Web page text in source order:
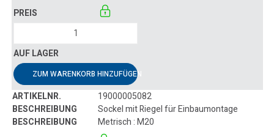
ZUM WARENKORB HINZUFÜGEN
19000005082
Sockel mit Riegel für Einbaumontage
Metrisch : M20